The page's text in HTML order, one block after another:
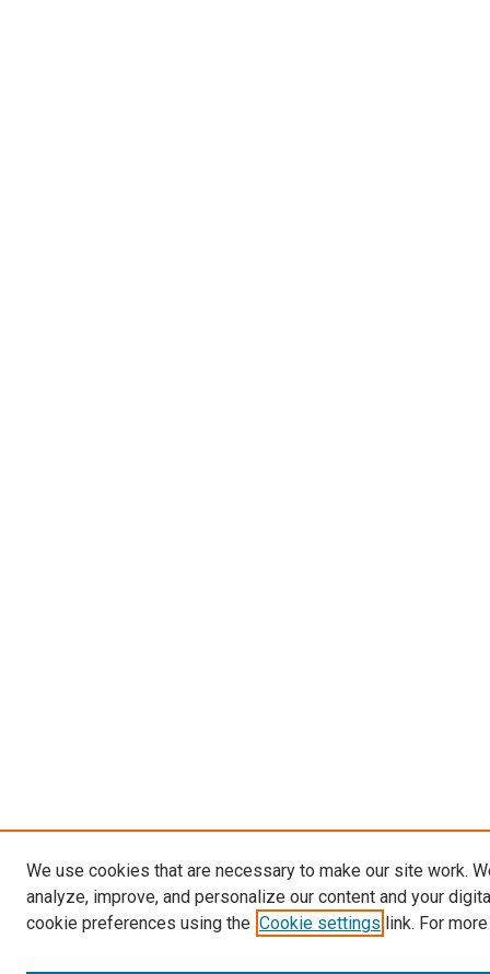
We use cookies that are necessary to make our site work.
analyze, improve, and personalize our content and your
cookie preferences using the Cookie settings link. For